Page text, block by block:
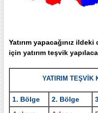
Yatırım yapacağınız
için yatırım teşvik
YATIRIM TEŞVİK
1. Bölge 2. Bölge